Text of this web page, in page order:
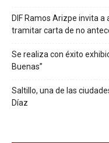
DIF Ramos Arizpe invita
tramitar carta de no
Se realiza con éxito
Buenas”
Saltillo, una de las
Díaz